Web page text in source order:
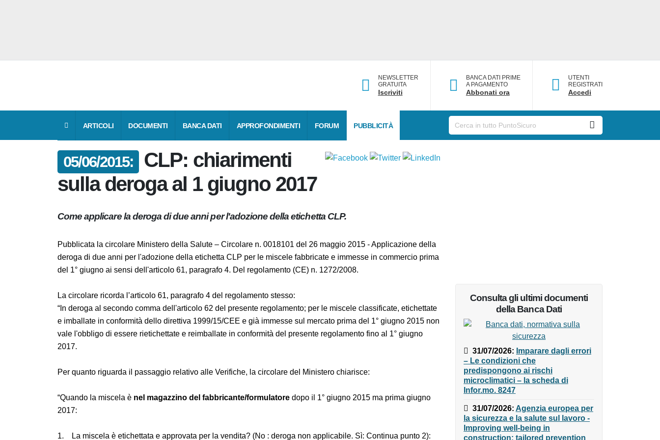
NEWSLETTER
GRATUITA
Iscriviti
BANCA DATI PRIME
A PAGAMENTO
Abbonati ora
UTENTI
REGISTRATI
Accedi
ARTICOLI DOCUMENTI BANCA DATI APPROFONDIMENTI FORUM PUBBLICITÀ
05/06/2015:
CLP: chiarimenti
sulla deroga al 1 giugno 2017
Come applicare la deroga di due anni per l'adozione della etichetta CLP.
Pubblicata la circolare Ministero della Salute – Circolare n. 0018101 del 26 maggio 2015 - Applicazione
della deroga di due anni per l'adozione della etichetta CLP per le miscele fabbricate e immesse in
commercio prima del 1° giugno ai sensi dell'articolo 61, paragrafo 4. Del regolamento (CE) n.
La circolare ricorda l’articolo 61, paragrafo 4 del regolamento stesso:
“In deroga al secondo comma dell'articolo 62 del presente regolamento; per le miscele classificate,
etichettate e imballate in conformità dello direttiva 1999/15/CEE e già immesse sul mercato prima del
1° giugno 2015 non vale l'obbligo di essere rietichettate e reimballate in conformità del presente
“Quando la miscela è
Consulta gli ultimi documenti
della Banca Dati
31/07/2026:Imparare dagli
errori – Le condizioni che
predispongono ai rischi
microclimatici – la scheda di
Infor.mo. 8247
31/07/2026:Agenzia europea
per la sicurezza e la salute sul
lavoro - Improving well-being in